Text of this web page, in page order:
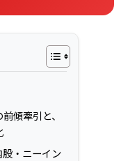
傾牽引と、
・ニーイン